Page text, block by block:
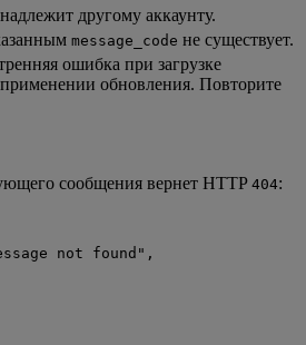
другому аккаунту.
message_code не существует.
ошибка при загрузке
обновления. Повторите
сообщения вернет HTTP 404:
not found " ,